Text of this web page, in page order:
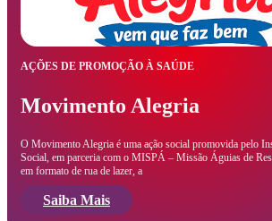
AÇÕES DE PROMOÇÃO À SAÚDE
Movimento Alegria
O Movimento Alegria é uma ação social promovida pelo
Social, em parceria com o MISPÁ – Missão Águias de
em formato de rua de lazer, a
Saiba Mais